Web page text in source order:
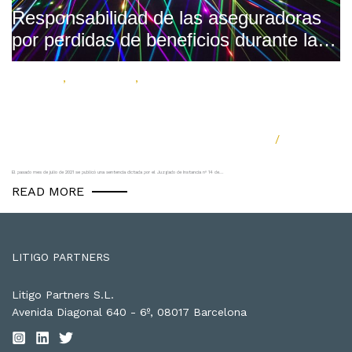
Responsabilidad de las aseguradoras
por perdidas de beneficios durante la
pandemia
/
, ,
El pasado mes de julio de 2021 se publicó una sentencia dictada por el Juzgado de Instancia nº 14 de…
READ MORE
LITIGO PARTNERS
Litigo Partners S.L.
Avenida Diagonal 640 - 6º, 08017 Barcelona